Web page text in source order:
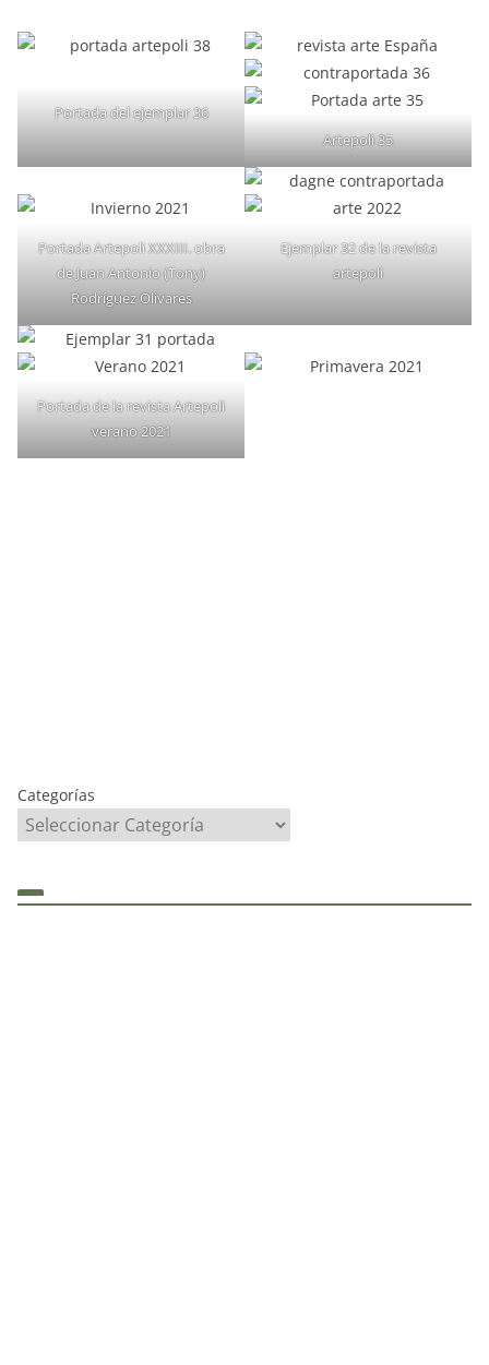
Portada del ejemplar 36
Artepoli 35
Portada Artepoli XXXIII. obra
de Juan Antonio (Tony)
Rodríguez Olivares
Ejemplar 32 de la revista
artepoli
Portada de la revista Artepoli
verano 2021
Categorías